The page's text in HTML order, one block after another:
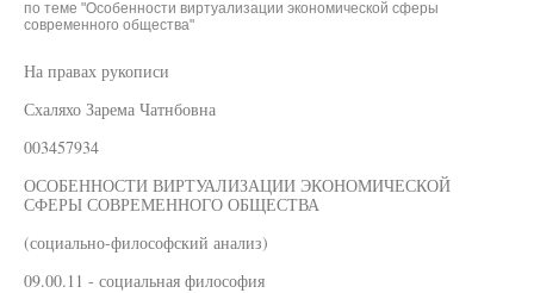
по теме "Особенности виртуализации экономической сферы
современного общества"
На правах рукописи
Схаляхо Зарема Чатнбовна
003457934
ОСОБЕННОСТИ ВИРТУАЛИЗАЦИИ ЭКОНОМИЧЕСКОЙ
СФЕРЫ СОВРЕМЕННОГО ОБЩЕСТВА
(социально-философский анализ)
09.00.11 - социальная философия